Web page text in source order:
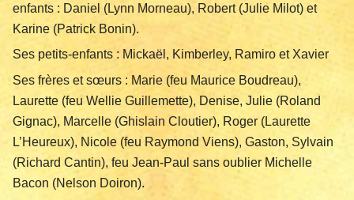
enfants : Daniel (Lynn Morneau), Robert (Julie Milot) et
Karine (Patrick Bonin).
Ses petits-enfants : Mickaël, Kimberley, Ramiro et Xavier
Ses frères et sœurs : Marie (feu Maurice Boudreau),
Laurette (feu Wellie Guillemette), Denise, Julie (Roland
Gignac), Marcelle (Ghislain Cloutier), Roger (Laurette
L’Heureux), Nicole (feu Raymond Viens), Gaston, Sylvain
(Richard Cantin), feu Jean-Paul sans oublier Michelle
Bacon (Nelson Doiron).